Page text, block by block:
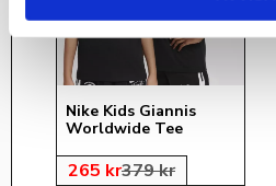
Nike Kids Giannis
Worldwide Tee
265 kr379kr